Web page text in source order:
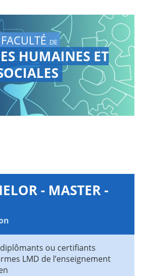
FACULTÉ DE
HUMAINES ET
- MASTER -
ou certifiants
LMD de l’enseignement